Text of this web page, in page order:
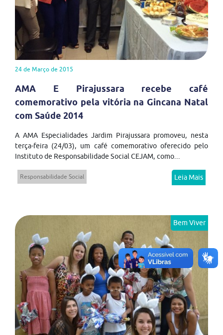
24 de Março de 2015
AMA E Pirajussara recebe café
comemorativo pela vitória na Gincana Natal
com Saúde 2014
A AMA Especialidades Jardim Pirajussara promoveu, nesta
terça-feira (24/03), um café comemorativo oferecido pelo
Instituto de Responsabilidade Social CEJAM, como...
Responsabilidade Social Leia Mais
Bem Viver